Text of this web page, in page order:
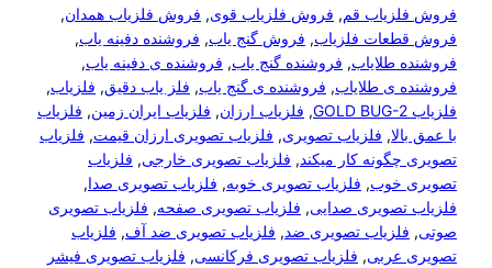
فروش فلزیاب قم , فروش فلزیاب قوی, فروش فلزیاب همدان,
فروش قطعات فلزیاب, فروش گنج یاب, فروشنده دفینه یاب,
فروشنده طلایاب, فروشنده گنج یاب, فروشنده ی دفینه یاب,
فروشنده ی طلایاب, فروشنده ی گنج یاب, فلز یاب دقیق, فلزیاب,
فلزیاب GOLD BUG-2
, فلزیاب ارزان , فلزیاب ایران زمین, فلزیاب
با عمق بالا , فلزیاب تصویری, فلزیاب تصویری ارزان قیمت, فلزیاب
تصویری چگونه کار میکند, فلزیاب تصویری خارجی, فلزیاب
تصویری خوب, فلزیاب تصویری خوبه, فلزیاب تصویری صدا,
فلزیاب تصویری صدایی, فلزیاب تصویری صفحه, فلزیاب تصویری
صوتی, فلزیاب تصویری ضد, فلزیاب تصویری ضد آف, فلزیاب
تصویری عربی , فلزیاب تصویری فرکانسی, فلزیاب تصویری فیشر